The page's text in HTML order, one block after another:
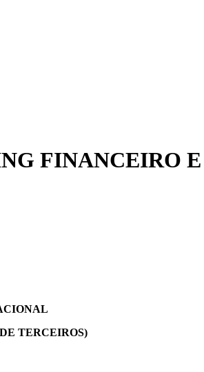
FINANCEIRO
TERCEIROS)